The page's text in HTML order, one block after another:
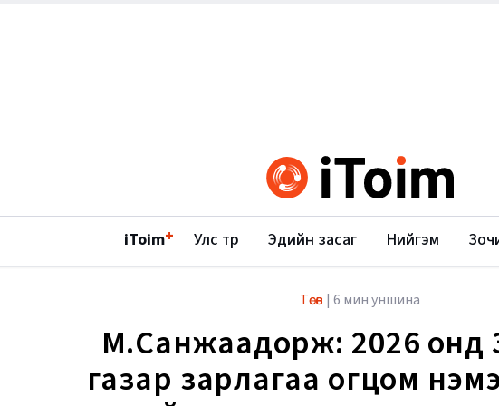
iToim+ Улс төр Эдийн засаг Нийгэм
Төсөв | 6 мин уншина
М.Санжаадорж: 2026 онд
газар зарлагаа огцом